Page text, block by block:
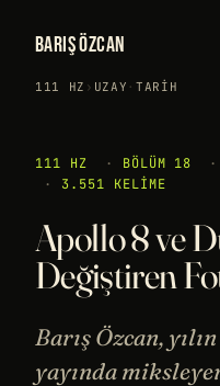
BARIŞ ÖZCAN
111 HZ › UZAY · TARIH
111 HZ · BÖLÜM 18 ·
·
3.551 KELIME
Apollo 8 ve
Değiştiren
Barış Özcan,
yayında